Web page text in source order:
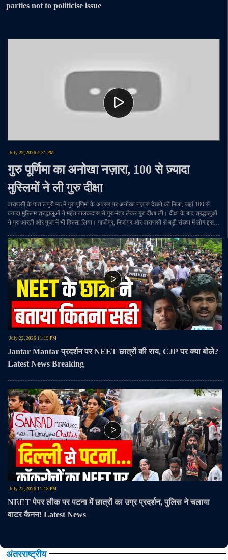
parties not to politicise issue
July 29, 2026 4:31 PM
गुरु पूर्णिमा का अनोखा नज़ारा, 100 से ज़्यादा
मुस्लिमों ने ली गुरु दीक्षा
वाराणसी के पातालपुरी मठ में गुरु पूर्णिमा के अवसर पर अनोखा नज़ारा देखने को मिला, जहां 100 से
ज़्यादा मुस्लिम श्रद्धालुओं ने महंत बालकदास से गुरु मंत्र लेकर गुरु दीक्षा ली। दीक्षा के बाद श्रद्धालुओं
ने गुरु आरती और पूजा में भी हिस्सा लिया। गाजीपुर, मिर्जापुर और वाराणसी से बड़ी संख्या में लोग इस
#Varanasi #GuruDiksha #PatalpuriMath #MahantBalakdas #ReligiousHarmony
#Sanatan #UttarPradesh
July 22, 2026 11:19 PM
Jantar Mantar प्रदर्शन पर NEET छात्रों की राय, CJP पर क्या बोले?
Latest News Breaking
July 22, 2026 11:18 PM
NEET पेपर लीक पर पटना में छात्रों का उग्र प्रदर्शन, पुलिस ने चलाया
वाटर कैनन! Latest News
अंतरराष्ट्रीय